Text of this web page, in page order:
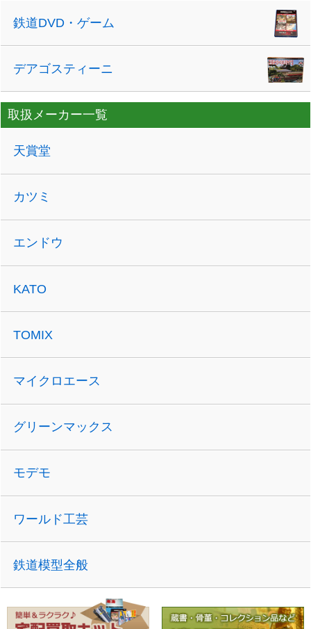
鉄道DVD・ゲーム
デアゴスティーニ
取扱メーカー一覧
天賞堂
カツミ
エンドウ
KATO
TOMIX
マイクロエース
グリーンマックス
モデモ
ワールド工芸
鉄道模型全般